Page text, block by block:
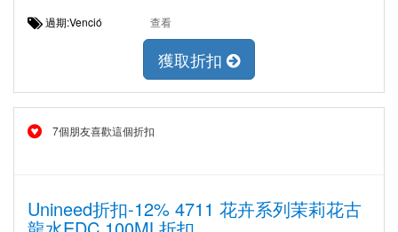
過期:Venció 查看
獲取折扣
7個朋友喜歡這個折扣
Unineed折扣-12% 4711 花卉系列茉莉花古